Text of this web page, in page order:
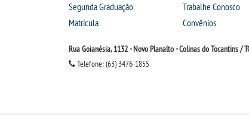
Segunda Graduação
Matrícula
Trabalhe Conosco
Convênios
Rua Goianésia, 1132 - Novo Planalto - Colinas do Tocantins /
Telefone: (63) 3476-1855